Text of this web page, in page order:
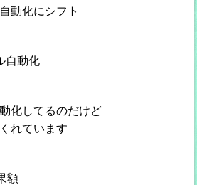
動化にシフト
自動化
化してるのだけど
れています
額